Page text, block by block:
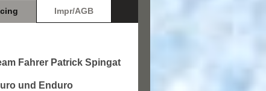
Impr/AGB
Fahrer Patrick Spingat
und Enduro